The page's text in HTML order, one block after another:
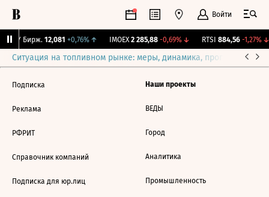
Войти
CNY Бирж. 12,081 +0,76%↑ IMOEX 2 285,88 -0,69%↓ RTSI 884,56 -1,27%↓
Ситуация на топливном рынке: меры, динамика, прогнозы
Подписка
Реклама
РФРИТ
Справочник компаний
Подписка для юр.лиц
Наши проекты
ВЕДЫ
Город
Аналитика
Промышленность